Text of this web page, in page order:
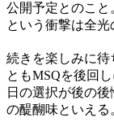
公開予定とのこと
という衝撃は全光
続きを楽しみに
ともMSQを後回
日の選択が後の
の醍醐味といえる